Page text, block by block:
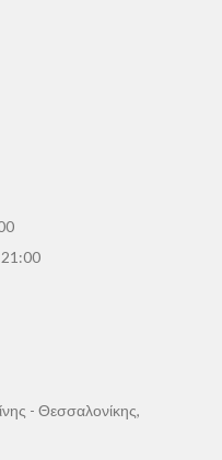
- Θεσσαλονίκης,